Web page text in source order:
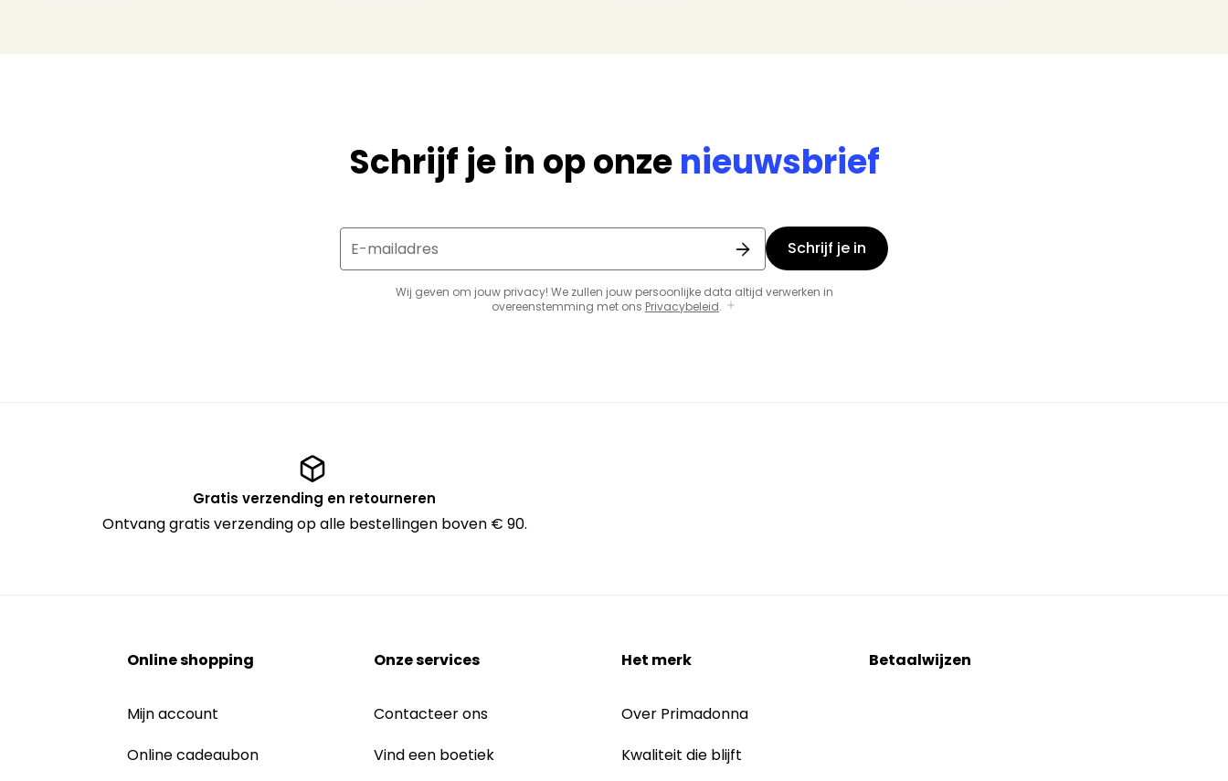
Schrijf je in op onzenieuwsbrief
E-mailadres
Wij geven om jouw privacy! We zullen jouw persoonlijke data altijd verwerken in
overeenstemming met ons Privacybeleid.
Schrijf je in
Gratis verzending en retourneren
Ontvang gratis verzending op alle bestellingen boven € 90.
Online shopping
Mijn account
Online cadeaubon
Onze services
Contacteer ons
Vind een boetiek
Het merk
Over Primadonna
Kwaliteit die blijft
Betaalwijzen